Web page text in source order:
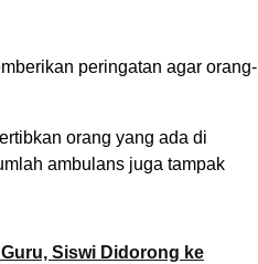
peringatan agar orang-
orang yang ada di
ambulans juga tampak
Siswi Didorong ke